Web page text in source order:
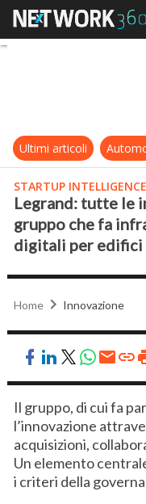
Ultimi articoli
STARTUP INTELLIGENCE
Legrand: tutte le
gruppo che fa
digitali per edifici
Home Innovazione
Il gruppo, di cui fa
l’innovazione
acquisizioni,
Un elemento
i criteri della